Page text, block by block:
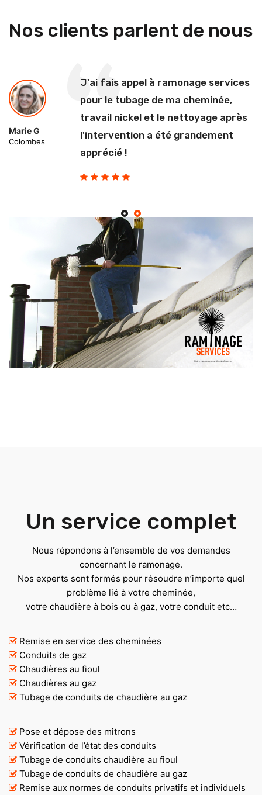
Nos clients parlent de nous
Marie G
Colombes
J'ai fais appel à ramonage services
pour le tubage de ma cheminée,
travail nickel et le nettoyage après
l'intervention a été grandement
apprécié !
Un service complet
Nous répondons à l’ensemble de vos demandes
concernant le ramonage.
Nos experts sont formés pour résoudre n’importe quel
problème lié à votre cheminée,
votre chaudière à bois ou à gaz, votre conduit etc…
Remise en service des cheminées
Conduits de gaz
Chaudières au fioul
Chaudières au gaz
Tubage de conduits de chaudière au gaz
Pose et dépose des mitrons
Vérification de l’état des conduits
Tubage de conduits chaudière au fioul
Tubage de conduits de chaudière au gaz
Remise aux normes de conduits privatifs et individuels